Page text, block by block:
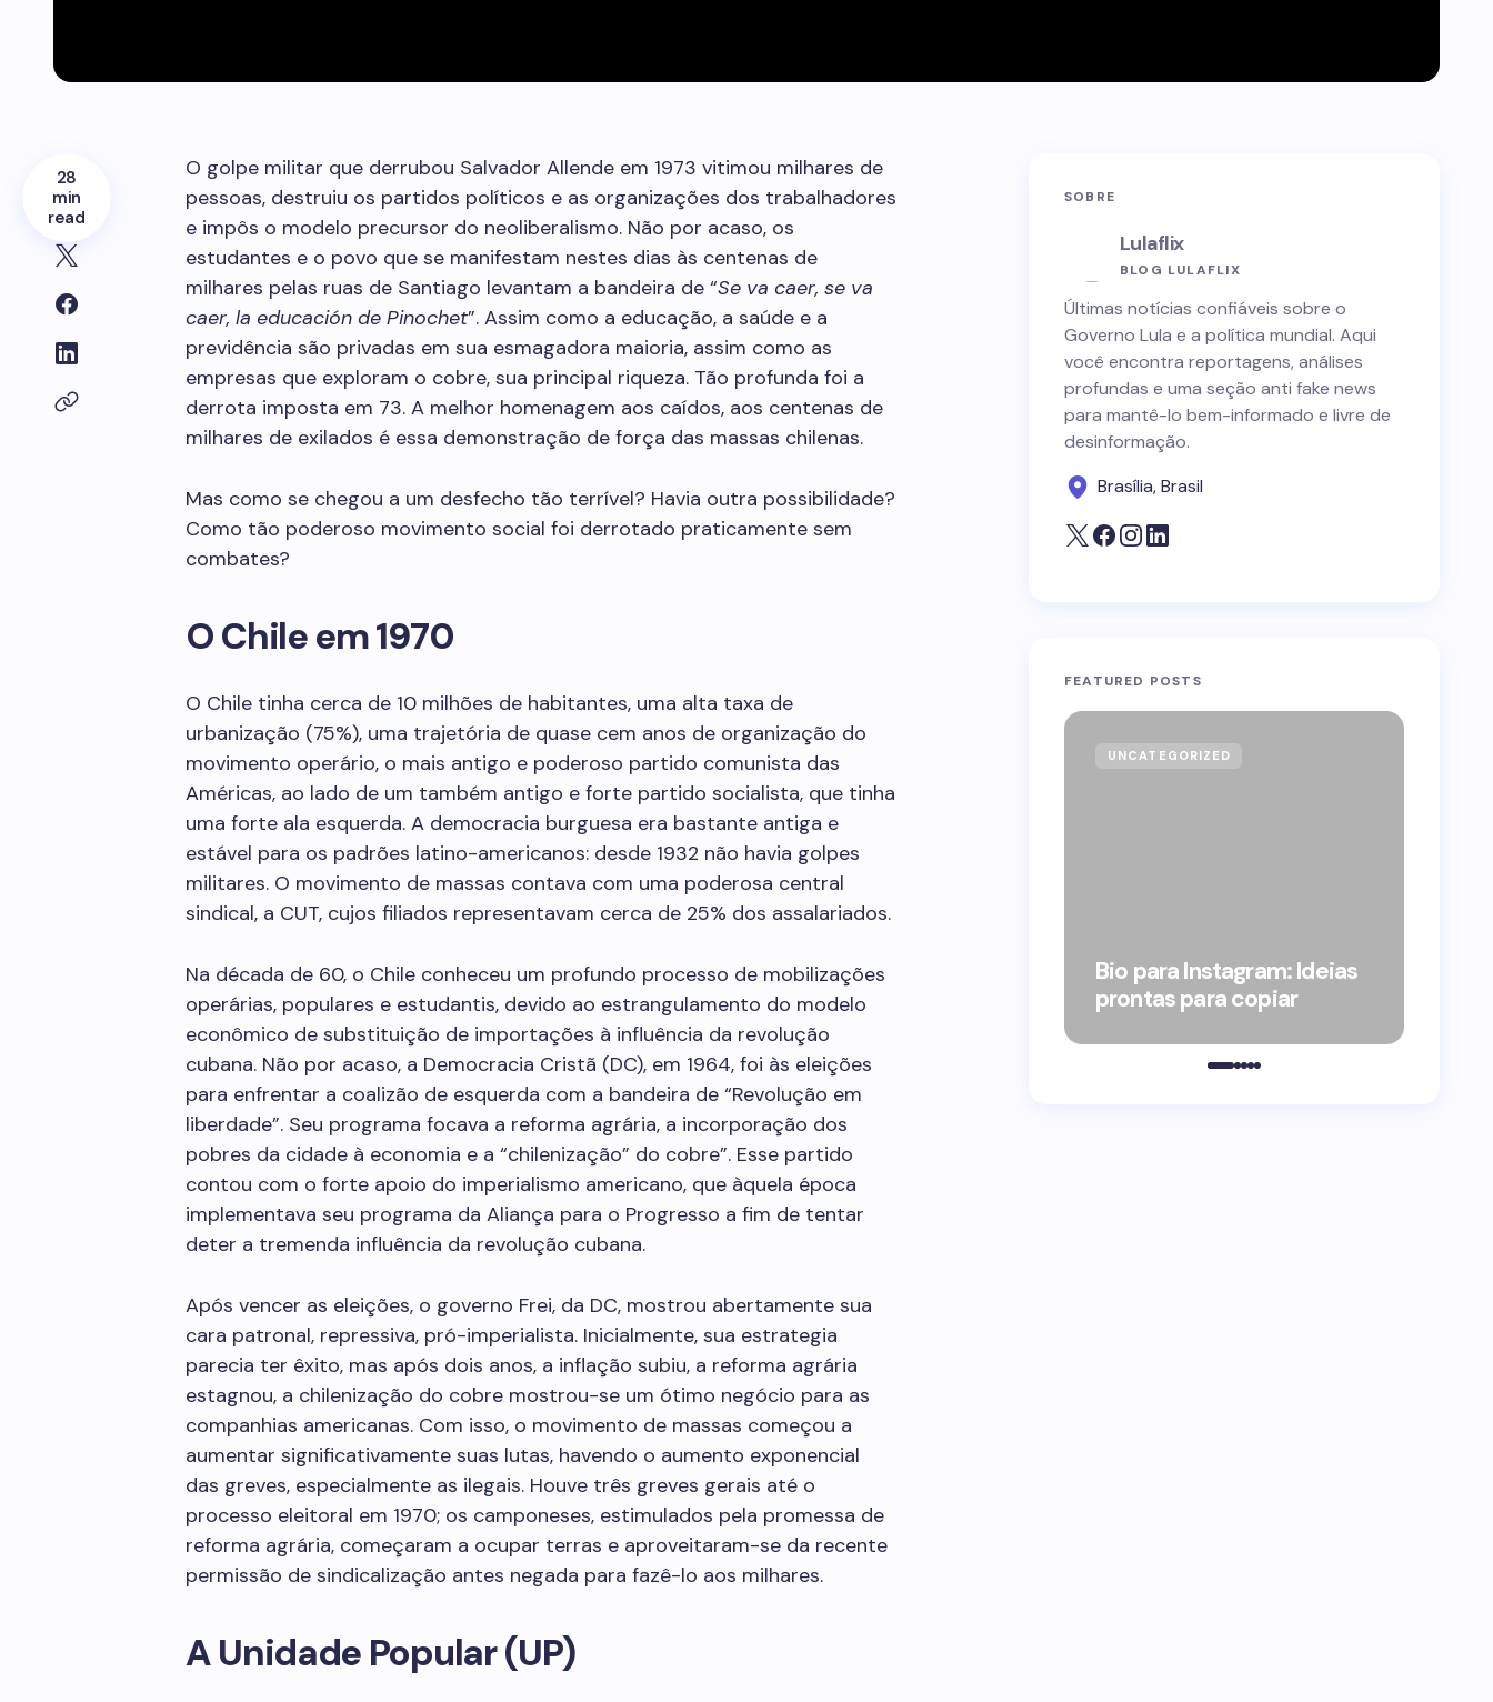
28
min
read
O golpe militar que derrubou Salvador Allende em 1973 vitimou milhares de
pessoas, destruiu os partidos políticos e as organizações dos trabalhadores
e impôs o modelo precursor do neoliberalismo. Não por acaso, os
estudantes e o povo que se manifestam nestes dias às centenas de
milhares pelas ruas de Santiago levantam a bandeira de “Se va caer, se va
caer, la educación de Pinochet”. Assim como a educação, a saúde e a
previdência são privadas em sua esmagadora maioria, assim como as
empresas que exploram o cobre, sua principal riqueza. Tão profunda foi a
derrota imposta em 73. A melhor homenagem aos caídos, aos centenas de
milhares de exilados é essa demonstração de força das massas chilenas.
Mas como se chegou a um desfecho tão terrível? Havia outra possibilidade?
Como tão poderoso movimento social foi derrotado praticamente sem
combates?
O Chile em 1970
O Chile tinha cerca de 10 milhões de habitantes, uma alta taxa de
urbanização (75%), uma trajetória de quase cem anos de organização do
movimento operário, o mais antigo e poderoso partido comunista das
Américas, ao lado de um também antigo e forte partido socialista, que tinha
uma forte ala esquerda. A democracia burguesa era bastante antiga e
estável para os padrões latino-americanos: desde 1932 não havia golpes
militares. O movimento de massas contava com uma poderosa central
sindical, a CUT, cujos filiados representavam cerca de 25% dos assalariados.
Na década de 60, o Chile conheceu um profundo processo de mobilizações
operárias, populares e estudantis, devido ao estrangulamento do modelo
econômico de substituição de importações à influência da revolução
cubana. Não por acaso, a Democracia Cristã (DC), em 1964, foi às eleições
para enfrentar a coalizão de esquerda com a bandeira de “Revolução em
liberdade”. Seu programa focava a reforma agrária, a incorporação dos
pobres da cidade à economia e a “chilenização” do cobre”. Esse partido
contou com o forte apoio do imperialismo americano, que àquela época
implementava seu programa da Aliança para o Progresso a fim de tentar
deter a tremenda influência da revolução cubana.
Após vencer as eleições, o governo Frei, da DC, mostrou abertamente sua
cara patronal, repressiva, pró-imperialista. Inicialmente, sua estrategia
parecia ter êxito, mas após dois anos, a inflação subiu, a reforma agrária
estagnou, a chilenização do cobre mostrou-se um ótimo negócio para as
companhias americanas. Com isso, o movimento de massas começou a
aumentar significativamente suas lutas, havendo o aumento exponencial
das greves, especialmente as ilegais. Houve três greves gerais até o
processo eleitoral em 1970; os camponeses, estimulados pela promessa de
reforma agrária, começaram a ocupar terras e aproveitaram-se da recente
permissão de sindicalização antes negada para fazê-lo aos milhares.
A Unidade Popular (UP)
SOBRE
Lulaflix
BLOG LULAFLIX
Últimas notícias confiáveis sobre o
Governo Lula e a política mundial. Aqui
você encontra reportagens, análises
profundas e uma seção anti fake news
para mantê-lo bem-informado e livre de
desinformação.
Brasília, Brasil
FEATURED POSTS
UNCATEGORIZED
Bio para Instagram: Ideias
prontas para copiar